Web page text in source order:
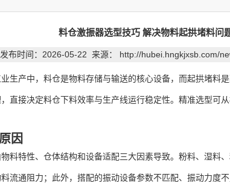
料仓激振器选型技巧 解决物料起拱堵料问
发布时间：2026-05-22 来源： http://hubei.hngkjxsb.com/
产中，料仓是物料存储与输送的核心设备，而起拱堵料是
直接决定料仓下料效率与生产线运行稳定性。精准选型可
因
特性、仓体结构和设备适配三大因素导致。粉料、湿料
流通阻力；此外，搭配的振动设备参数不匹配、振动力度